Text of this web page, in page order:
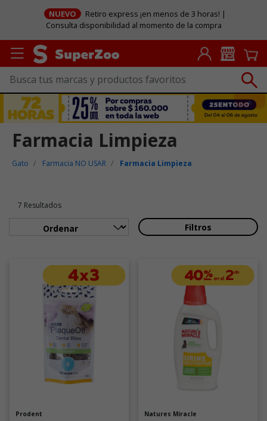
NUEVO
Retiro express ¡en menos de 3 horas! |
Consulta disponibilidad al momento de la compra
Farmacia Limpieza
Gato Farmacia NO USAR Farmacia Limpieza
7 Resultados
Filtros
Prodent Natures Miracle